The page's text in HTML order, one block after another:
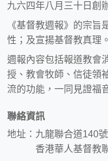
九六四年八月三十日創
《基督教週報》的宗旨
性；及宣揚基督教真理。
週報內容包括報道教會
授、教會牧師、信徒
流的功能，一同見證福
聯絡資訊
地址：九龍聯合道140號
香港華人基督教聯